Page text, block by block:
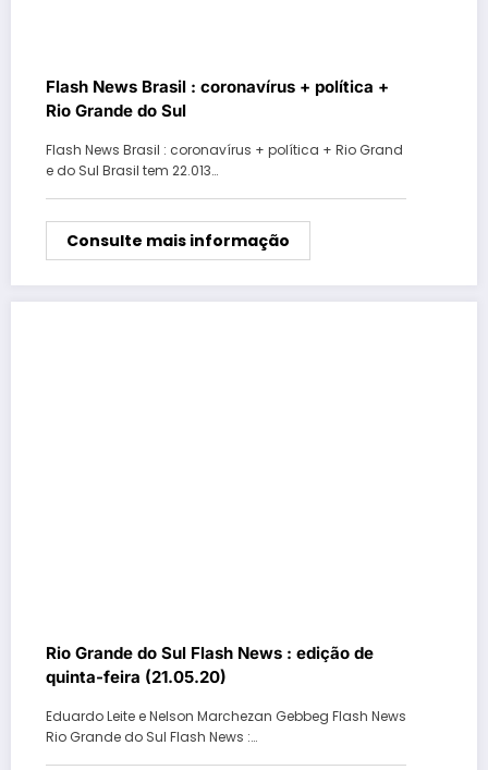
Flash News Brasil : coronavírus + política +
Rio Grande do Sul
Flash News Brasil : coronavírus + política + Rio Grand
e do Sul Brasil tem 22.013…
Consulte mais informação
Rio Grande do Sul Flash News : edição de
quinta-feira (21.05.20)
Eduardo Leite e Nelson Marchezan Gebbeg Flash News
Rio Grande do Sul Flash News :…